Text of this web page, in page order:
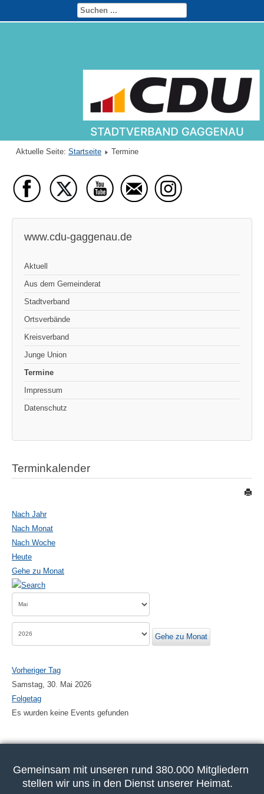
Aktuelle Seite: Startseite Termine
www.cdu-gaggenau.de
Aktuell
Aus dem Gemeinderat
Stadtverband
Ortsverbände
Kreisverband
Junge Union
Termine
Impressum
Datenschutz
Terminkalender
Nach Jahr
Nach Monat
Nach Woche
Heute
Gehe zu Monat
Gehe zu Monat
Vorheriger Tag
Samstag, 30. Mai 2026
Folgetag
Es wurden keine Events gefunden
Gemeinsam mit unseren rund 380.000 Mitgliedern
stellen wir uns in den Dienst unserer Heimat.